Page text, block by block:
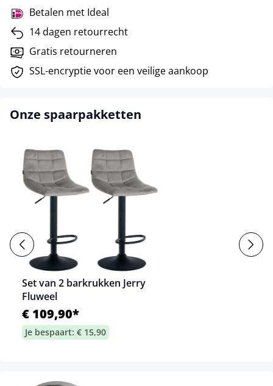
Betalen met Ideal
14 dagen retourrecht
Gratis retourneren
SSL-encryptie voor een veilige aankoop
Onze spaarpakketten
Set van 2 barkrukken Jerry
Fluweel
€ 109,90*
Je bespaart: € 15,90